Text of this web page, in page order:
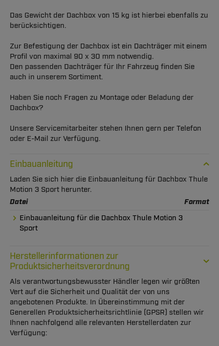
Das Gewicht der Dachbox von 15 kg ist hierbei ebenfalls zu
berücksichtigen.
Zur Befestigung der Dachbox ist ein Dachträger mit einem
Profil von maximal 90 x 30 mm notwendig.
Den passenden Dachträger für Ihr Fahrzeug finden Sie
auch in unserem Sortiment.
Haben Sie noch Fragen zu Montage oder Beladung der
Dachbox?
Unsere Servicemitarbeiter stehen Ihnen gern per Telefon
oder E-Mail zur Verfügung.
Einbauanleitung
Laden Sie sich hier die Einbauanleitung für Dachbox Thule
Motion 3 Sport herunter.
Datei Format
Einbauanleitung für die Dachbox Thule Motion 3
Sport
Herstellerinformationen zur
Produktsicherheitsverordnung
Als verantwortungsbewusster Händler legen wir größten
Vert auf die Sicherheit und Qualität der von uns
angebotenen Produkte. In Übereinstimmung mit der
Generellen Produktsicherheitsrichtlinie (GPSR) stellen wir
Ihnen nachfolgend alle relevanten Herstellerdaten zur
Verfügung: